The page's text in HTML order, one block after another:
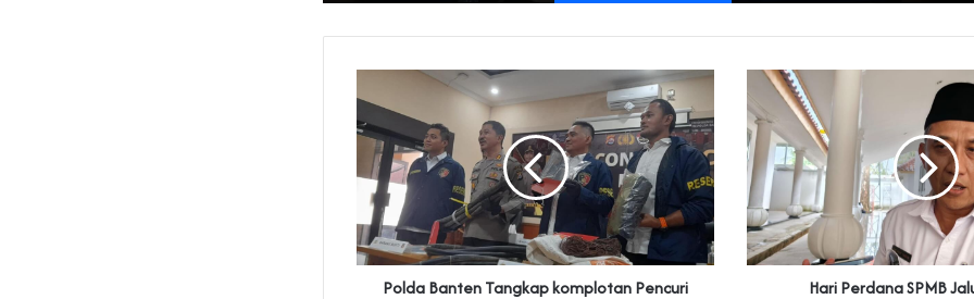
‎Polda Banten Tangkap komplotan Pencuri Hari Perdana SPMB